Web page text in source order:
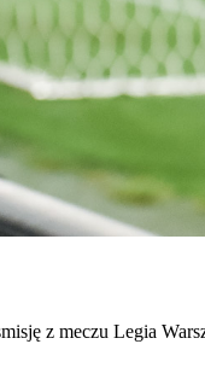
z meczu Legia